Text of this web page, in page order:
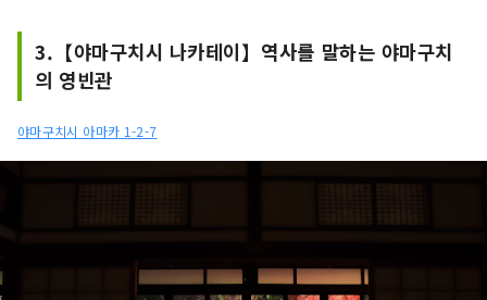
구내의 자료관에는 귀중한 자료가 늘어서
11월 중순~하순의 단풍 시즌은, 붉게 물든
모미지의 참배길에 많은 사람이 방문합니
다.
3.【야마구치시 나카테이】역사를 말하는 야마구치
의 영빈관
야마구치시 아마카 1-2-7